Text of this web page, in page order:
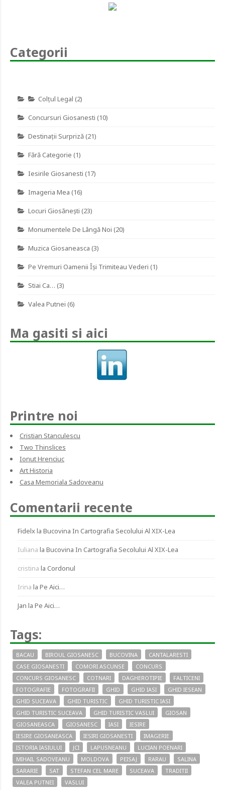
Categorii
Colţul Legal (2)
Concursuri Giosanesti (10)
Destinaţii Surpriză(21)
Fără Categorie (1)
Iesirile Giosanesti (17)
Imageria Mea (16)
Locuri Giosănești (23)
Monumentele De Lângă Noi (20)
Muzica Giosaneasca (3)
Pe Vremuri Oamenii Îşi Trimiteau Vederi (1)
Stiai Ca… (3)
Valea Putnei (6)
Ma gasiti si aici
Printre noi
Cristian Stanculescu
Two Thinslices
Ionut Hrenciuc
Art Historia
Casa Memoriala Sadoveanu
Comentarii recente
Fidelxla Bucovina In Cartografia Secolului Al XIX-Lea
Iuliana la Bucovina In Cartografia Secolului Al XIX-Lea
cristina la Cordonul
Irina la Pe Aici…
Jan la Pe Aici…
Tags:
BACAU BIROUL GIOSANESC BUCOVINA
CANTALARESTI
CASE GIOSANESTI
COMORI ASCUNSE
CONCURS
CONCURS GIOSANESC
COTNARI DAGHEROTIPIE
FALTICENI
FOTOGRAFIE
FOTOGRAFII GHID GHID IASI
GHID IESEAN
GHID SUCEAVA
GHID TURISTIC
GHID TURISTIC IASI
GHID TURISTIC SUCEAVA
GHID TURISTIC VASLUI
GIOSAN
GIOSANEASCA
GIOSANESC IASI
IESIRE
IESIRE GIOSANEASCA
IESIRI GIOSANESTI
IMAGERIE
ISTORIA IASIULUI
JCI LAPUSNEANU
LUCIAN POENARI
MIHAIL SADOVEANU
MOLDOVA PEISAJ RARAU
SALINA
SARARIE
SAT STEFAN CEL MARE SUCEAVA
TRADITII
VALEA PUTNEI
VASLUI